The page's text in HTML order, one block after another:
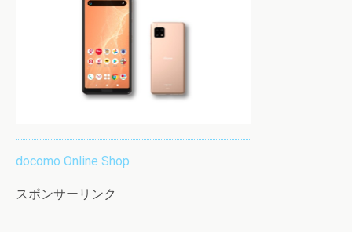
docomo Online Shop
スポンサーリンク